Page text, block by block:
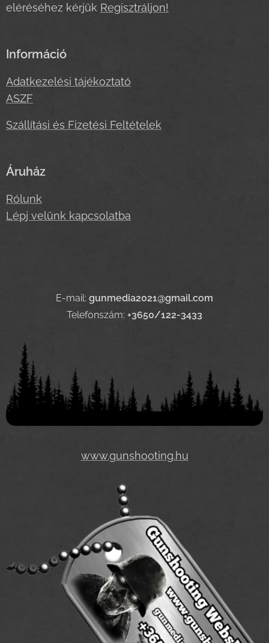
eléréséhez kérjük Regisztráljon!
Információ
Adatkezelési tájékoztató
ASZF
Szállítási és Fizetési Feltételek
Áruház
Rólunk
Lépj velünk kapcsolatba
E-mail: gunmedia2021@gmail.com
Telefonszám: +3650/122-3433
www.gunshooting.hu